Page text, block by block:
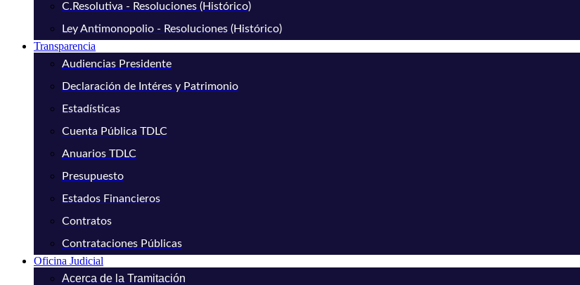
C.Resolutiva - Resoluciones (Histórico)
Ley Antimonopolio - Resoluciones (Histórico)
Transparencia
Audiencias Presidente
Declaración de Intéres y Patrimonio
Estadísticas
Cuenta Pública TDLC
Anuarios TDLC
Presupuesto
Estados Financieros
Contratos
Contrataciones Públicas
Oficina Judicial
Acerca de la Tramitación